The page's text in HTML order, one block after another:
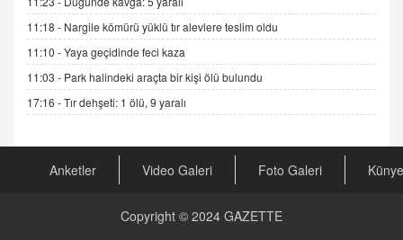
04.11.2025 12:56
AV. RÜMEYSA ÖZKALE
Kira Uyuşmazlıklarında Dava Açmadan Önce
Arabulucuya Başvuru Şartı
CAN UĞURATEŞ
Değişen yapısıyla Suriye
11:18 - Nargile kömürü yüklü tır alevlere teslim oldu
11:10 -Yaya geçidinde feci kaza
11:03 - Park halindeki araçta bir kişi ölü bulundu
17:16 -Tır dehşeti: 1 ölü, 9 yaralı
Anketler Video Galeri Foto Galeri Künye
Copyright © 2024 GAZETTE